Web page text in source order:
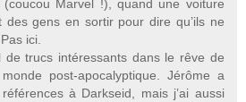
Marvel !), quand une voiture
des gens en sortir pour dire qu’ils ne
ici.
trucs intéressants dans le rêve de
post-apocalyptique. Jérôme a
à Darkseid, mais j’ai aussi